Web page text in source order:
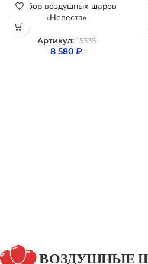
Набор воздушных шаров
«Невеста»
Артикул: 15335
8 580 ₽